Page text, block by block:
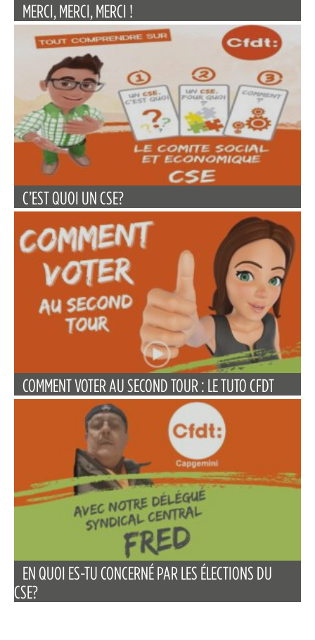
MERCI, MERCI, MERCI !
C’EST QUOI UN CSE?
COMMENT VOTER AU SECOND TOUR : LE TUTO CFDT
EN QUOI ES-TU CONCERNÉ PAR LES ÉLECTIONS DU
CSE?